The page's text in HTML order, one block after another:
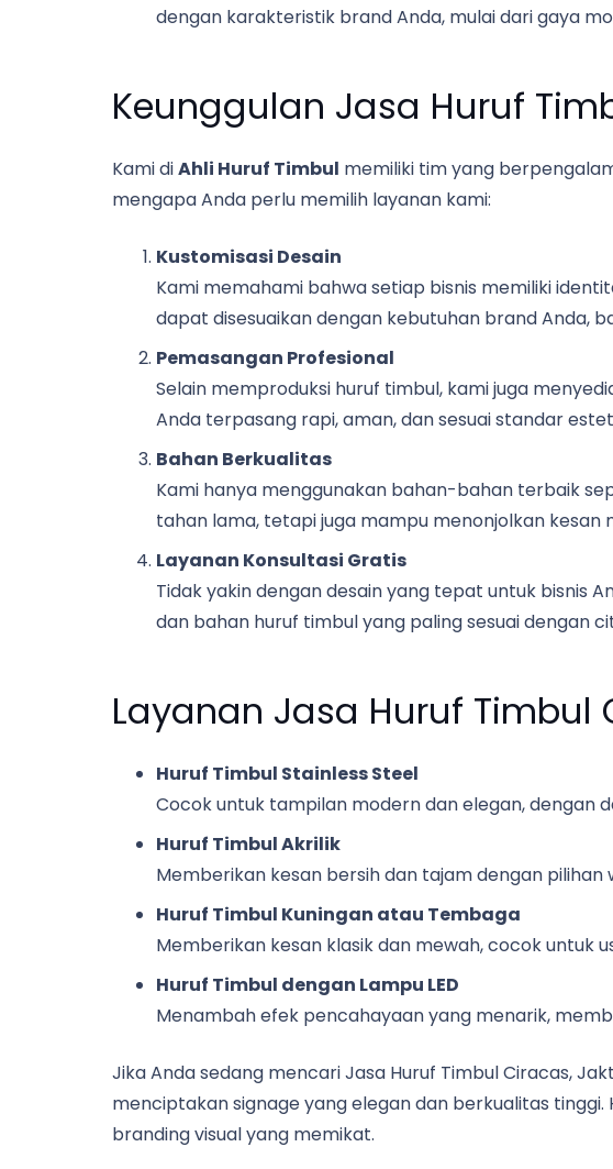
dengan karakteristik brand Anda, mulai dari gaya
Keunggulan Jasa Huruf
Kami diAhli Huruf Timbul memiliki tim yang
mengapa Anda perlu memilih layanan kami:
Kustomisasi Desain
Kami memahami bahwa setiap bisnis memiliki
dapat disesuaikan dengan kebutuhan brand Anda,
Pemasangan Profesional
Selain memproduksi huruf timbul, kami juga
Anda terpasang rapi, aman, dan sesuai standar
Bahan Berkualitas
Kami hanya menggunakan bahan-bahan terbaik
tahan lama, tetapi juga mampu menonjolkan kesan
Layanan Konsultasi Gratis
Tidak yakin dengan desain yang tepat untuk bisnis
dan bahan huruf timbul yang paling sesuai dengan
Layanan Jasa Huruf Timbul
Huruf Timbul Stainless Steel
Cocok untuk tampilan modern dan elegan, dengan
Huruf Timbul Akrilik
Memberikan kesan bersih dan tajam dengan pilihan
Huruf Timbul Kuningan atau Tembaga
Memberikan kesan klasik dan mewah, cocok untuk
Huruf Timbul dengan Lampu LED
Menambah efek pencahayaan yang menarik,
Jika Anda sedang mencari Jasa Huruf Timbul Ciracas,
menciptakan signage yang elegan dan berkualitas
branding visual yang memikat.